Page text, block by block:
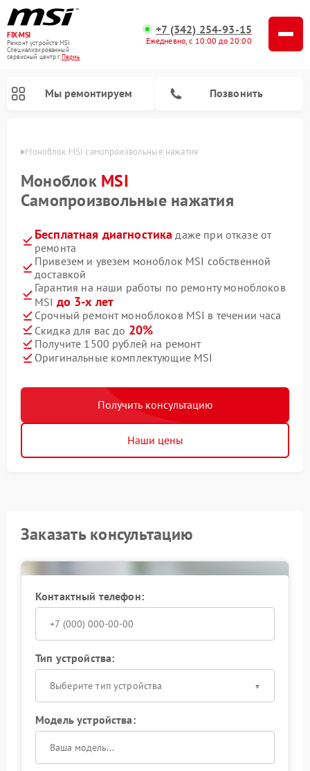
FIX-MSI
Ремонт устройств MSI
Специализированный
cервисный центр г.Пермь
+7 (342) 254-93-15
Ежедневно, с 10:00 до 20:00
Мы ремонтируем Позвонить
Моноблок MSI самопроизвольные нажатия
Моноблок MSI
Самопроизвольные нажатия
Бесплатная диагностика даже при отказе от
ремонта
Привезем и увезем моноблок MSI собственной
доставкой
Гарантия на наши работы по ремонту моноблоков
MSI до 3-х лет
Срочный ремонт моноблоков MSI в течении часа
Скидка для вас до 20%
Получите 1500 рублей на ремонт
Оригинальные комплектующие MSI
Получить консультацию
Наши цены
Заказать консультацию
Контактный телефон:
Тип устройства:
Выберите тип устройства
Модель устройства: